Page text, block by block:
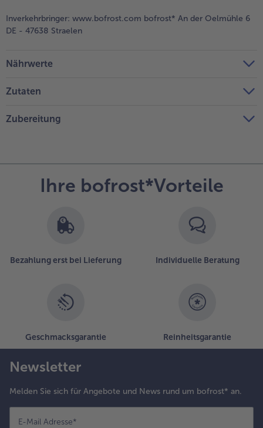
Inverkehrbringer: www.bofrost.com bofrost* An der Oelmühle 6
DE - 47638 Straelen
Nährwerte
Zutaten
Zubereitung
Ihre bofrost*Vorteile
Bezahlung erst bei Lieferung Individuelle Beratung
Geschmacksgarantie Reinheitsgarantie
Newsletter
Melden Sie sich für Angebote und News rund um bofrost* an.
E-Mail Adresse*